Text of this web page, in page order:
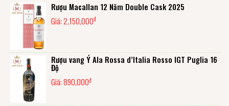
Rượu Macallan 12 Năm Double Cask 2025
Giá: 2,150,000đ
Rượu vang Ý Ala Rossa d’Italia Rosso IGT Puglia 16
Độ
Giá:890,000đ